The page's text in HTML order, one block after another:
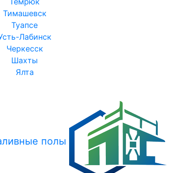
Тимашевск
Туапсе
Лабинск
Черкесск
Шахты
Ялта